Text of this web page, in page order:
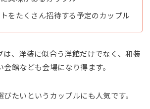
をたくさん招待する予定のカップル
は、洋装に似合う洋館だけでなく、和装
会館なども会場になり得ます。
たいというカップルにも人気です。